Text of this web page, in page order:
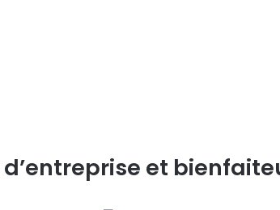
d’entreprise et